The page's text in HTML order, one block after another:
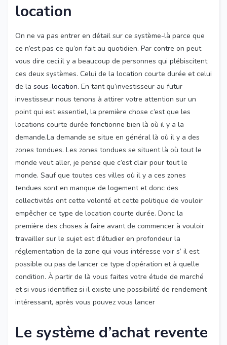
location
On ne va pas entrer en détail sur ce système-là parce que
ce n’est pas ce qu’on fait au quotidien. Par contre on peut
vous dire ceci,il y a beaucoup de personnes qui plébiscitent
ces deux systèmes. Celui de la location courte durée et celui
de la sous-location. En tant qu’investisseur au futur
investisseur nous tenons à attirer votre attention sur un
point qui est essentiel, la première chose c’est que les
locations courte durée fonctionne bien là où il y a la
demande.La demande se situe en général là où il y a des
zones tondues. Les zones tondues se situent là où tout le
monde veut aller, je pense que c’est clair pour tout le
monde. Sauf que toutes ces villes où il y a ces zones
tendues sont en manque de logement et donc des
collectivités ont cette volonté et cette politique de vouloir
empêcher ce type de location courte durée. Donc la
première des choses à faire avant de commencer à vouloir
travailler sur le sujet est d’étudier en profondeur la
réglementation de la zone qui vous intéresse voir s’ il est
possible ou pas de lancer ce type d’opération et à quelle
condition. À partir de là vous faites votre étude de marché
et si vous identifiez si il existe une possibilité de rendement
intéressant, après vous pouvez vous lancer
Le système d’achat revente